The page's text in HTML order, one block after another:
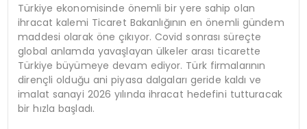
Türkiye ekonomisinde önemli bir yere sahip olan
ihracat kalemi Ticaret Bakanlığının en önemli gündem
maddesi olarak öne çıkıyor. Covid sonrası süreçte
global anlamda yavaşlayan ülkeler arası ticarette
Türkiye büyümeye devam ediyor. Türk firmalarının
dirençli olduğu ani piyasa dalgaları geride kaldı ve
imalat sanayi 2026 yılında ihracat hedefini tutturacak
bir hızla başladı.